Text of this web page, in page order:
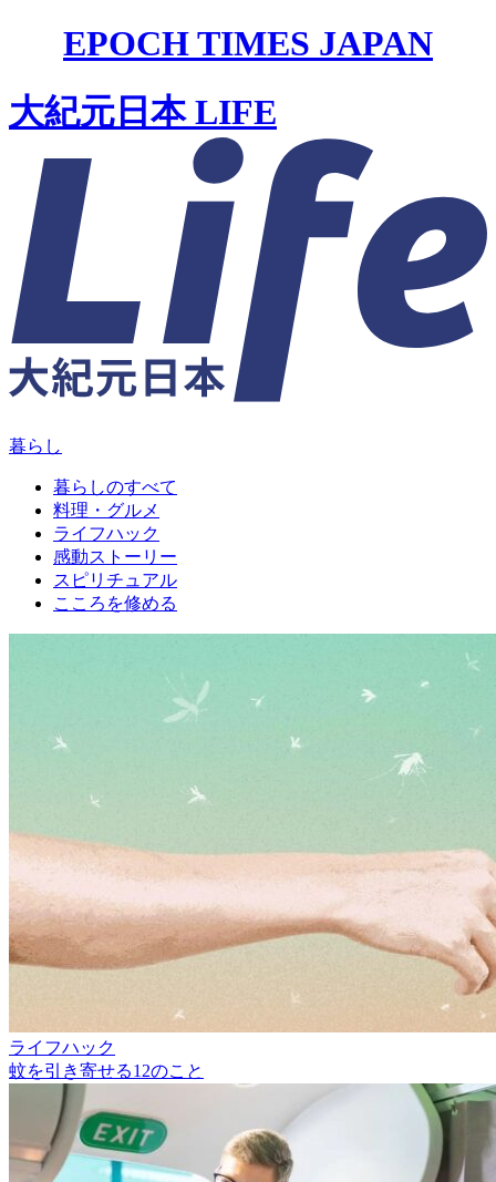
EPOCH TIMES JAPAN
大紀元日本 LIFE
暮らし
暮らしのすべて
料理・グルメ
ライフハック
感動ストーリー
スピリチュアル
こころを修める
ライフハック
蚊を引き寄せる12のこと